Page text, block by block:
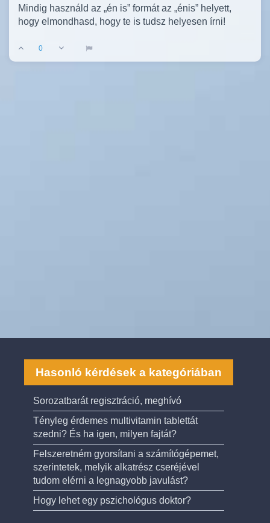
Mindig használd az „én is” formát az „énis” helyett,
hogy elmondhasd, hogy te is tudsz helyesen írni!
0
Hasonló kérdések a kategóriában
Sorozatbarát regisztráció, meghívó
Tényleg érdemes multivitamin tablettát
szedni? És ha igen, milyen fajtát?
Felszeretném gyorsítani a számítógépemet,
szerintetek, melyik alkatrész cseréjével
tudom elérni a legnagyobb javulást?
Hogy lehet egy pszichológus doktor?